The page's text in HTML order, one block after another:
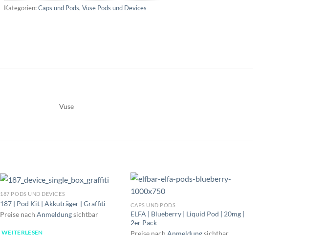
Kategorien:Caps und Pods, Vuse Pods und Devices
Vuse
187 PODS UND DEVICES
187 | Pod Kit | Akkuträger | Graffiti
Preise nachAnmeldungsichtbar
WEITERLESEN
CAPS UND PODS
ELFA | Blueberry | Liquid Pod | 20mg |
2er Pack